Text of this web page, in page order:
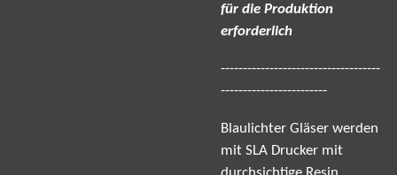
für die Produktion
erforderlich
------------------------------------
------------------------
Blaulichter Gläser werden
mit SLA Drucker mit